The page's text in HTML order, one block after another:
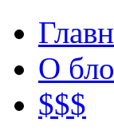
О
$$$